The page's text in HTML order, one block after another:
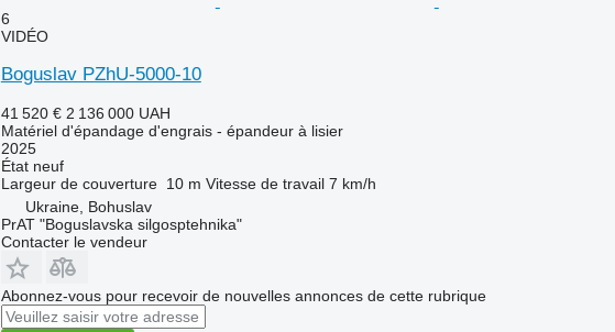
6
VIDÉO
Boguslav PZhU-5000-10
41 520 € 2 136 000 UAH
Matériel d'épandage d'engrais - épandeur à lisier
2025
Étatneuf
Largeur de couverture 10 m Vitesse de travail 7 km/h
Ukraine, Bohuslav
PrAT "Boguslavska silgosptehnika"
Contacter le vendeur
Abonnez-vous pour recevoir de nouvelles annonces de cette rubrique